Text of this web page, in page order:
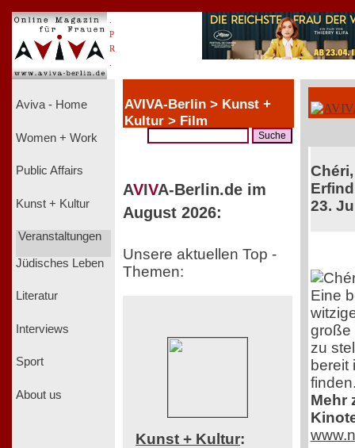
P
R
Aviva - Home
Women + Work
Public Affairs
Kunst + Kultur
Veranstaltungen
Jüdisches Leben
Literatur
Interviews
Sport
About us
AVIVA-Berlin > Kunst +
Kultur > Film
AVIVA-Berlin.de im
August 2026:
Unsere aktuellen Top -
Themen:
Kunst + Kultur:
23.
Eine
große
zu
bereit
Mehr